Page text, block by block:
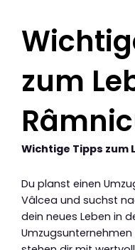
zum
Wichtige Tipps zum
Du planst einen
Vâlcea und suchst
dein neues Leben in